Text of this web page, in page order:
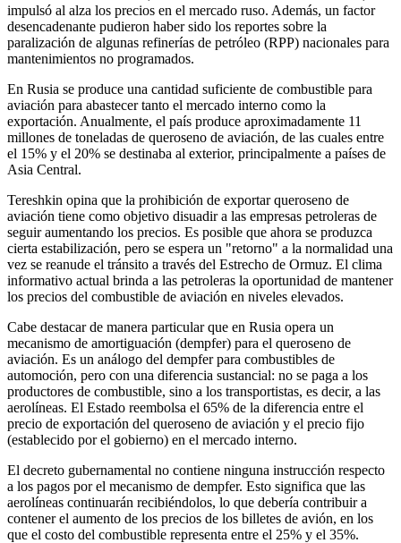
impulsó al alza los precios en el mercado ruso. Además, un factor
desencadenante pudieron haber sido los reportes sobre la
paralización de algunas refinerías de petróleo (RPP) nacionales para
mantenimientos no programados.
En Rusia se produce una cantidad suficiente de combustible para
aviación para abastecer tanto el mercado interno como la
exportación. Anualmente, el país produce aproximadamente 11
millones de toneladas de queroseno de aviación, de las cuales entre
el 15% y el 20% se destinaba al exterior, principalmente a países de
Asia Central.
Tereshkin opina que la prohibición de exportar queroseno de
aviación tiene como objetivo disuadir a las empresas petroleras de
seguir aumentando los precios. Es posible que ahora se produzca
cierta estabilización, pero se espera un "retorno" a la normalidad una
vez se reanude el tránsito a través del Estrecho de Ormuz. El clima
informativo actual brinda a las petroleras la oportunidad de mantener
los precios del combustible de aviación en niveles elevados.
Cabe destacar de manera particular que en Rusia opera un
mecanismo de amortiguación (dempfer) para el queroseno de
aviación. Es un análogo del dempfer para combustibles de
automoción, pero con una diferencia sustancial: no se paga a los
productores de combustible, sino a los transportistas, es decir, a las
aerolíneas. El Estado reembolsa el 65% de la diferencia entre el
precio de exportación del queroseno de aviación y el precio fijo
(establecido por el gobierno) en el mercado interno.
El decreto gubernamental no contiene ninguna instrucción respecto
a los pagos por el mecanismo de dempfer. Esto significa que las
aerolíneas continuarán recibiéndolos, lo que debería contribuir a
contener el aumento de los precios de los billetes de avión, en los
que el costo del combustible representa entre el 25% y el 35%.